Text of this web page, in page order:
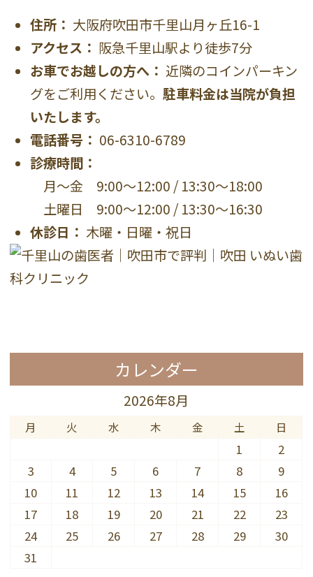
住所： 大阪府吹田市千里山月ヶ丘16-1
アクセス： 阪急千里山駅より徒歩7分
お車でお越しの方へ： 近隣のコインパーキン
グをご利用ください。駐車料金は当院が負担
いたします。
電話番号： 06-6310-6789
診療時間：
月〜金 9:00〜12:00 / 13:30〜18:00
土曜日 9:00〜12:00 / 13:30〜16:30
休診日： 木曜・日曜・祝日
カレンダー
2026年8月
月 火 水 木 金 土 日
1
2
3
4 5 6 7 8
9
10
11 12 13 14 15
16
17
18 19 20 21 22
23
24
25 26 27 28 29
30
31